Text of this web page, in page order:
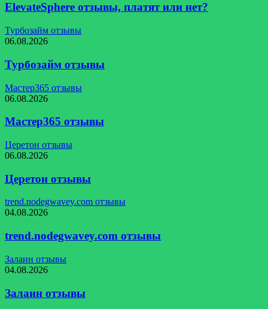
ElevateSphere отзывы, платят или нет?
Турбозайм отзывы
06.08.2026
Турбозайм отзывы
Мастер365 отзывы
06.08.2026
Мастер365 отзывы
Церетон отзывы
06.08.2026
Церетон отзывы
trend.nodegwavey.com отзывы
04.08.2026
trend.nodegwavey.com отзывы
Залаин отзывы
04.08.2026
Залаин отзывы